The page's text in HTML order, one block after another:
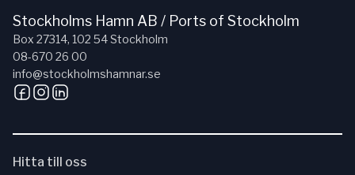
Stockholms Hamn AB / Ports of Stockholm
Box 27314, 102 54 Stockholm
08-670 26 00
info@stockholmshamnar.se
Hitta till oss